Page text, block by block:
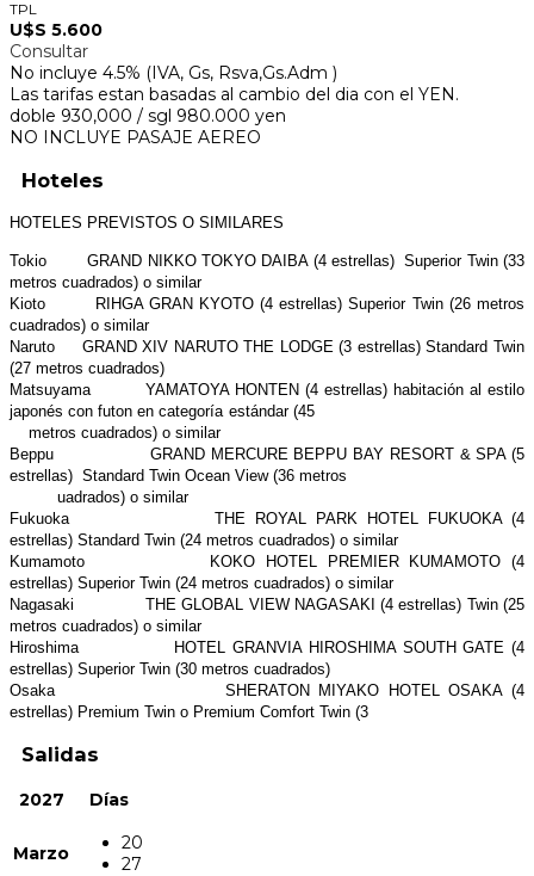
TPL
U$S 5.600
Consultar
No incluye 4.5% (IVA, Gs, Rsva,Gs.Adm )
Las tarifas estan basadas al cambio del dia con el YEN.
doble 930,000 / sgl 980.000 yen
NO INCLUYE PASAJE AEREO
Hoteles
HOTELES PREVISTOS O SIMILARES
Tokio GRAND NIKKO TOKYO DAIBA (4 estrellas) Superior Twin (33
metros cuadrados) o similar
Kioto RIHGA GRAN KYOTO (4 estrellas) Superior Twin (26 metros
cuadrados) o similar
Naruto GRAND XIV NARUTO THE LODGE (3 estrellas) Standard Twin
(27 metros cuadrados)
Matsuyama YAMATOYA HONTEN (4 estrellas) habitación al estilo
japonés con futon en categoría estándar (45
metros cuadrados) o similar
Beppu GRAND MERCURE BEPPU BAY RESORT & SPA (5
estrellas) Standard Twin Ocean View (36 metros
uadrados) o similar
Fukuoka THE ROYAL PARK HOTEL FUKUOKA (4
estrellas) Standard Twin (24 metros cuadrados) o similar
Kumamoto KOKO HOTEL PREMIER KUMAMOTO (4
estrellas) Superior Twin (24 metros cuadrados) o similar
Nagasaki THE GLOBAL VIEW NAGASAKI (4 estrellas) Twin (25
metros cuadrados) o similar
Hiroshima HOTEL GRANVIA HIROSHIMA SOUTH GATE (4
estrellas) Superior Twin (30 metros cuadrados)
Osaka SHERATON MIYAKO HOTEL OSAKA (4
estrellas) Premium Twin o Premium Comfort Twin (3
Salidas
2027 Días
Marzo
20
27